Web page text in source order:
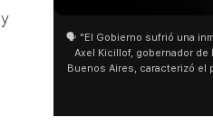
🗣️ "El Gobierno sufrió una
Axel Kicillof, gobernador de
Buenos Aires, caracterizó el
como "una lista sábana con
y destacó "la movilización